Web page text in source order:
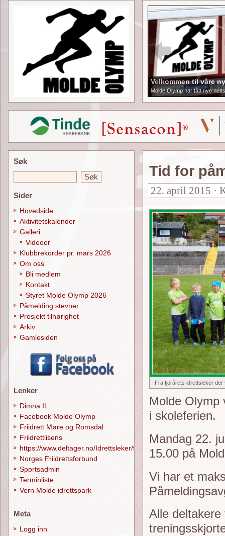
Velkommen til våre
Molde Olymp har fått nye
Tid for
22. april 2015 ·
Fra fjorårets idrettsleker
Molde Olymp
i skoleferien.
Mandag 22.
15.00 på
Vi har et
Alle
Søk
Sider
Hovedside
Aktivitetskalender
Galleri
Videoer
Klubbrekorder pr. mars 2026
Om oss
Bli medlem
Kontakt
Styret Molde Olymp 2026
Påmelding stevner
Prosjekt tilhørighet
Arkiv
Gamlesiden
Lenker
Dimna IL
Facebook Molde Olymp
Friidrett Møre og Romsdal
Friidrettlisens
https://www.deltager.no/Idrettsleker/forside
Norges Friidrettsforbund
Sportsadmin
Terminliste
Vern Molde idrettspark
Meta
Logg inn